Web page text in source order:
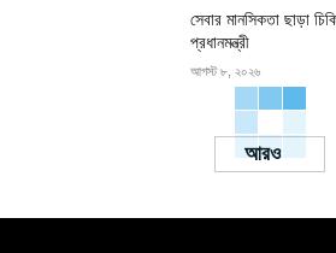
সেবার মানসিকতা ছাড়া
প্রধানমন্ত্রী
আগস্ট ৮, ২০২৬
Load more